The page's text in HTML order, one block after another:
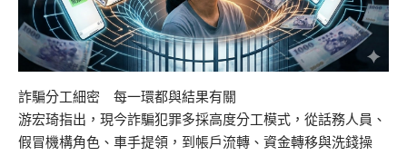
詐騙分工細密 每一環都與結果有關
游宏琦指出，現今詐騙犯罪多採高度分工模式，從話務人員、
假冒機構角色、車手提領，到帳戶流轉、資金轉移與洗錢操